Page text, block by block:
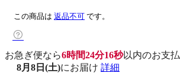
この商品は 返品不可 です。
お急ぎ便なら6時間24分15秒以内のお支
8月8日(土)にお届け 詳細